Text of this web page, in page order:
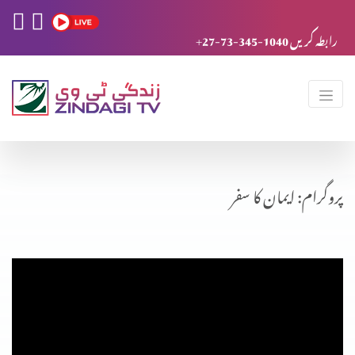
+27-73-345-1040 رابطہ کریں
پروگرام: ایمان کا سفر